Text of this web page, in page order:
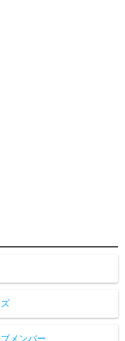
メンバー